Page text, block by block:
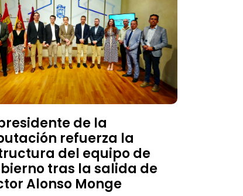
de la
refuerza la
del equipo de
tras la salida de
Alonso Monge